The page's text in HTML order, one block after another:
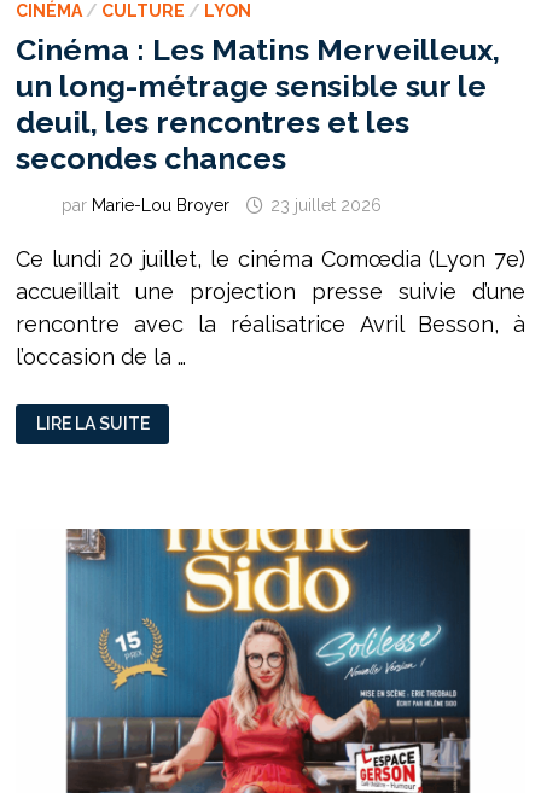
CINÉMA/ CULTURE / LYON
Cinéma : Les Matins Merveilleux,
un long-métrage sensible sur le
deuil, les rencontres et les
secondes chances
par Marie-Lou Broyer 23 juillet 2026
Ce lundi 20 juillet, le cinéma Comœdia (Lyon 7e)
accueillait une projection presse suivie d’une
rencontre avec la réalisatrice Avril Besson, à
l’occasion de la …
CINÉMA :
LES
MATINS
SENSIBLE
SUR
RENCONTRES
SECONDES
CHANCES
LIRE LA SUITE